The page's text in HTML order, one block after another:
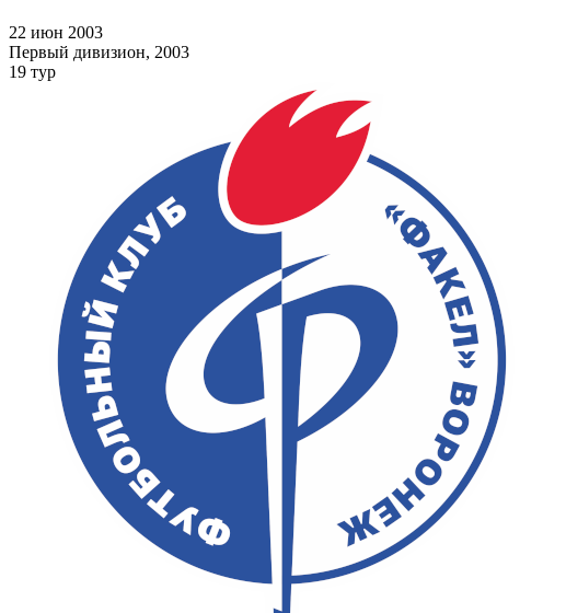
22 июн 2003
Первый дивизион, 2003
19 тур